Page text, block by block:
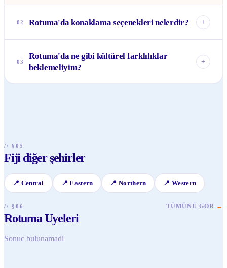
02 Rotuma'da konaklama seçenekleri nelerdir? +
Konaklama genellikle yerel ailelerin misafirhanelerinde veya
topluluk tabanlı basit pansiyonlarda sağlanır. Bu, adanın
03
Rotuma'da ne gibi kültürel farklılıklar
beklemeliyim?
+
// §05
Fiji diğer şehirler
📍 Central 📍Eastern 📍Northern 📍Western
// §06
Rotuma Uyeleri
TÜMÜNÜ GÖR →
Sonuc bulunamadi